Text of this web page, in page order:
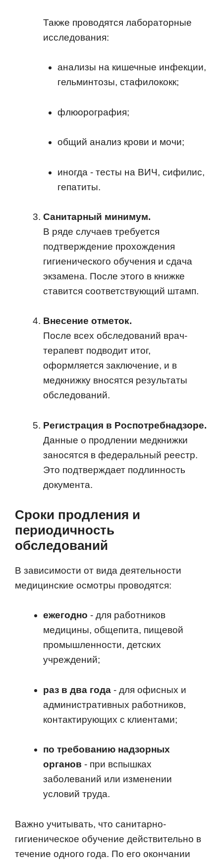
Также проводятся лабораторные
исследования:
анализы на кишечные инфекции,
гельминтозы, стафилококк;
флюорография;
общий анализ крови и мочи;
иногда - тесты на ВИЧ, сифилис,
гепатиты.
Санитарный минимум.
В ряде случаев требуется
подтверждение прохождения
гигиенического обучения и сдача
экзамена. После этого в книжке
ставится соответствующий штамп.
Внесение отметок.
После всех обследований врач-
терапевт подводит итог,
оформляется заключение, и в
медкнижку вносятся результаты
обследований.
Регистрация в Роспотребнадзоре.
Данные о продлении медкнижки
заносятся в федеральный реестр.
Это подтверждает подлинность
документа.
Сроки продления и
периодичность
обследований
В зависимости от вида деятельности
медицинские осмотры проводятся:
ежегодно - для работников
медицины, общепита, пищевой
промышленности, детских
учреждений;
раз в два года - для офисных и
административных работников,
контактирующих с клиентами;
по требованию надзорных
органов - при вспышках
заболеваний или изменении
условий труда.
Важно учитывать, что санитарно-
гигиеническое обучение действительно в
течение одного года. По его окончании